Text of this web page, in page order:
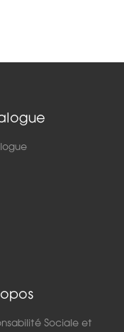
Sociale et